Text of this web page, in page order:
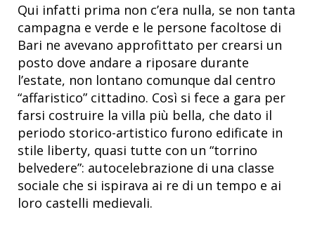
Qui infatti prima non c’era nulla, se non tanta
campagna e verde e le persone facoltose di
Bari ne avevano approfittato per crearsi un
posto dove andare a riposare durante
l’estate, non lontano comunque dal centro
“affaristico” cittadino. Così si fece a gara per
farsi costruire la villa più bella, che dato il
periodo storico-artistico furono edificate in
stile liberty, quasi tutte con un “torrino
belvedere”: autocelebrazione di una classe
sociale che si ispirava ai re di un tempo e ai
loro castelli medievali.